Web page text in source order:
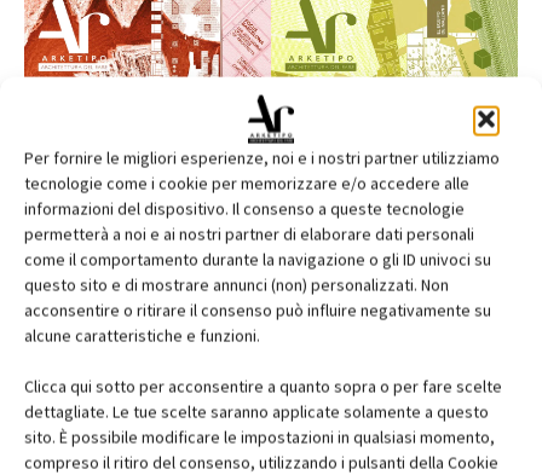
Per fornire le migliori esperienze, noi e i nostri partner utilizziamo
tecnologie come i cookie per memorizzare e/o accedere alle
informazioni del dispositivo. Il consenso a queste tecnologie
permetterà a noi e ai nostri partner di elaborare dati personali
come il comportamento durante la navigazione o gli ID univoci su
questo sito e di mostrare annunci (non) personalizzati. Non
acconsentire o ritirare il consenso può influire negativamente su
alcune caratteristiche e funzioni.
Clicca qui sotto per acconsentire a quanto sopra o per fare scelte
dettagliate. Le tue scelte saranno applicate solamente a questo
sito. È possibile modificare le impostazioni in qualsiasi momento,
compreso il ritiro del consenso, utilizzando i pulsanti della Cookie
Abbonati e regala
Iscriviti alla newsletter